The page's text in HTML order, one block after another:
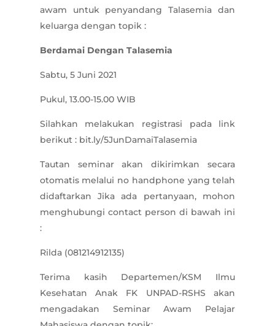
awam untuk penyandang Talasemia dan
keluarga dengan topik :
Berdamai Dengan Talasemia
Sabtu, 5 Juni 2021
Pukul, 13.00-15.00 WIB
Silahkan melakukan registrasi pada link
berikut : bit.ly/5JunDamaiTalasemia
Tautan seminar akan dikirimkan secara
otomatis melalui no handphone yang telah
didaftarkan Jika ada pertanyaan, mohon
menghubungi contact person di bawah ini
:
Rilda (081214912135)
Terima kasih Departemen/KSM Ilmu
Kesehatan Anak FK UNPAD-RSHS akan
mengadakan Seminar Awam Pelajar